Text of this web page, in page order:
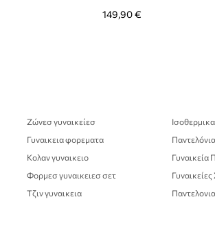
149,90 €
Ζώνεσ γυναικείεσ
Γυναικεια φορεματα
Κολαν γυναικειο
Φορμεσ γυναικειεσ σετ
Τζιν γυναικεια
Γυναικεία